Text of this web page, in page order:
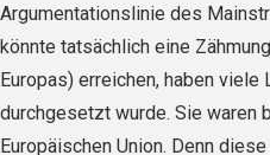
Argumentationslinie des
könnte tatsächlich eine
Europas) erreichen, haben
durchgesetzt wurde. Sie waren
Europäischen Union. Denn